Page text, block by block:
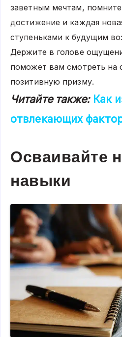
заветным мечтам,
достижение и каждая
ступеньками к будущим
Держите в голове
поможет вам смотреть на
позитивную призму.
Читайте также: Как
отвлекающих
Осваивайте
навыки